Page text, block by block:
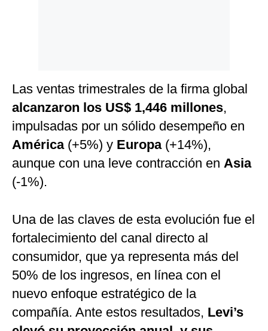
Las ventas trimestrales de la firma global
alcanzaron los US$ 1,446 millones,
impulsadas por un sólido desempeño en
América (+5%) y Europa (+14%),
aunque con una leve contracción en Asia
(-1%).
Una de las claves de esta evolución fue el
fortalecimiento del canal directo al
consumidor, que ya representa más del
50% de los ingresos, en línea con el
nuevo enfoque estratégico de la
compañía. Ante estos resultados, Levi’s